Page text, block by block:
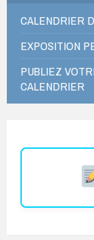
CALENDRIER
EXPOSITION
PUBLIEZ
CALENDRIER